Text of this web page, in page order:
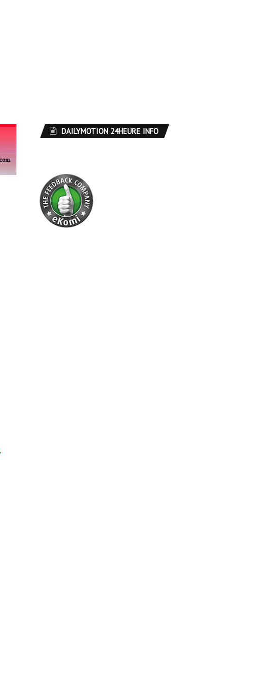
.
DAILYMOTION 24HEURE INFO